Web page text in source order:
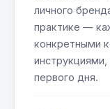
личного
практике —
конкретными
первого дня.